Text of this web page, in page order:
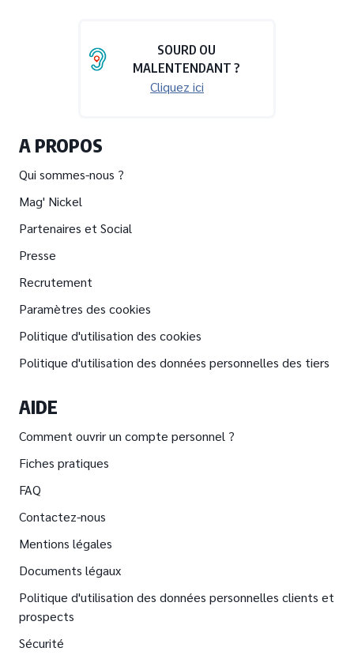
A PROPOS
Qui sommes-nous ?
Mag' Nickel
Partenaires et Social
Presse
Recrutement
Paramètres des cookies
Politique d'utilisation des cookies
Politique d'utilisation des données personnelles des tiers
AIDE
Comment ouvrir un compte personnel ?
Fiches pratiques
FAQ
Contactez-nous
Mentions légales
Documents légaux
Politique d'utilisation des données personnelles clients et
prospects
Sécurité
SOURD OU
MALENTENDANT ?
Cliquez ici